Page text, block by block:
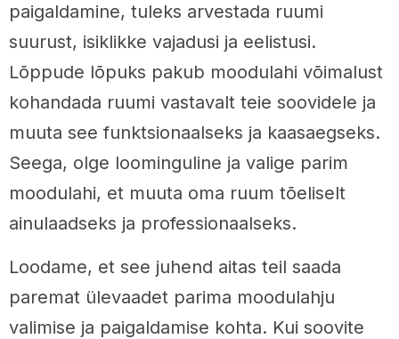
paigaldamine, tuleks arvestada ruumi
suurust, isiklikke vajadusi ja eelistusi.
Lõppude lõpuks pakub moodulahi võimalust
kohandada ruumi vastavalt teie soovidele ja
muuta see funktsionaalseks ja kaasaegseks.
Seega, olge loominguline ja valige parim
moodulahi, et muuta oma ruum tõeliselt
ainulaadseks ja professionaalseks.
Loodame, et see juhend aitas teil saada
paremat ülevaadet parima moodulahju
valimise ja paigaldamise kohta. Kui soovite